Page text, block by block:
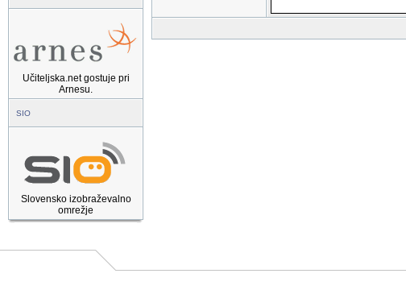
Učiteljska.net gostuje pri
Arnesu.
SIO
Slovensko izobraževalno
omrežje